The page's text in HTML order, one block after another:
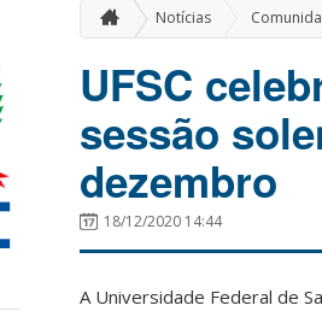
Notícias
UFSC
sessão
dezembro
18/12/2020 14:44
A Universidade Federal de